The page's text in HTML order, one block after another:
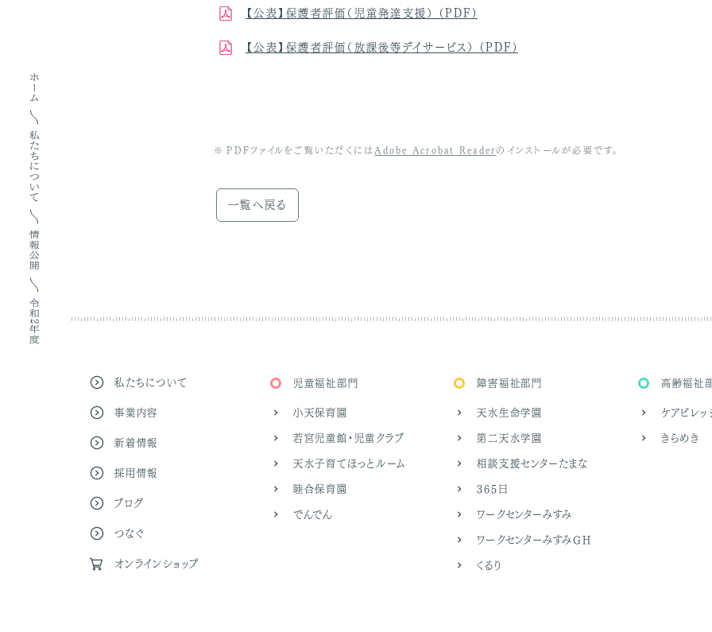
ホーム
私たちについて
情報公開
令和2年度
【公表】保護者評価（児童発達支援） (PDF)
【公表】保護者評価（放課後等デイサービス） (PDF)
PDFファイルをご覧いただくには Adobe Acrobat Reader のインストールが必要です。
一覧へ戻る
私たちについて
事業内容
新着情報
採用情報
ブログ
つなぐ
オンラインショップ
児童福祉部門
小天保育園
若宮児童館・児童クラブ
天水子育てほっとルーム
睦合保育園
でんでん
障害福祉部門
天水生命学園
第二天水学園
相談支援センターたまな
365日
ワークセンターみすみ
ワークセンターみすみGH
くるり
高齢福祉
ケアビレ
きらめき